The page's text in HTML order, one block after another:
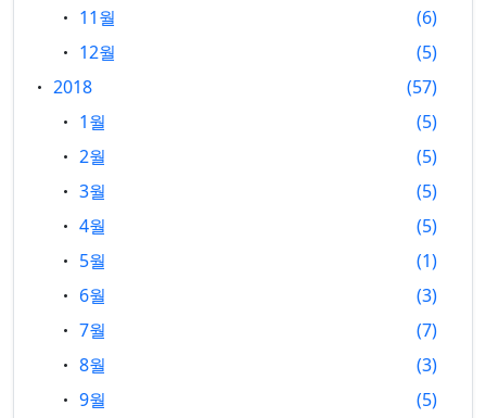
11월
6
12월
5
2018
57
1월
5
2월
5
3월
5
4월
5
5월
1
6월
3
7월
7
8월
3
9월
5